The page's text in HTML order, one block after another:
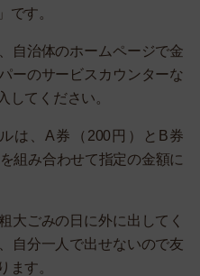
です。
自治体のホームページで金
ーのサービスカウンターな
してください。
は、A券（200円）とB券
組み合わせて指定の金額に
大ごみの日に外に出してく
自分一人で出せないので友
ます。